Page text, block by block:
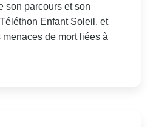
son parcours et son
Enfant Soleil, et
de mort liées à